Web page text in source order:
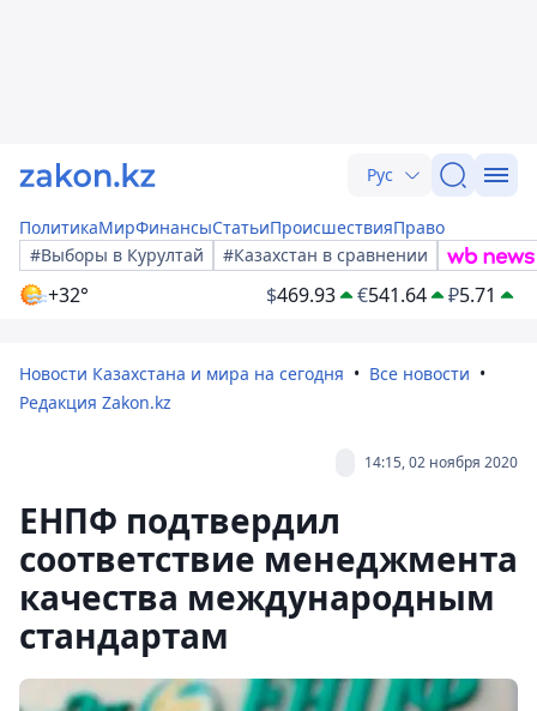
Рус
ПолитикаМирФинансыСтатьиПроисшествияПраво
#Выборы в Курултай
#Казахстан в сравнении
+32° $469.93 €541.64 ₽5.71
Новости Казахстана и мира на сегодня
Все новости
Редакция Zakon.kz
14:15, 02 ноября 2020
ЕНПФ подтвердил
соответствие менеджмента
качества международным
стандартам